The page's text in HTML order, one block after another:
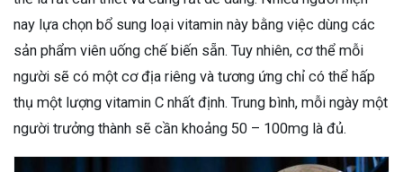
nay lựa chọn bổ sung loại vitamin này bằng việc dùng các
sản phẩm viên uống chế biến sẵn. Tuy nhiên, cơ thể mỗi
người sẽ có một cơ địa riêng và tương ứng chỉ có thể hấp
thụ một lượng vitamin C nhất định. Trung bình, mỗi ngày một
người trưởng thành sẽ cần khoảng 50 – 100mg là đủ.